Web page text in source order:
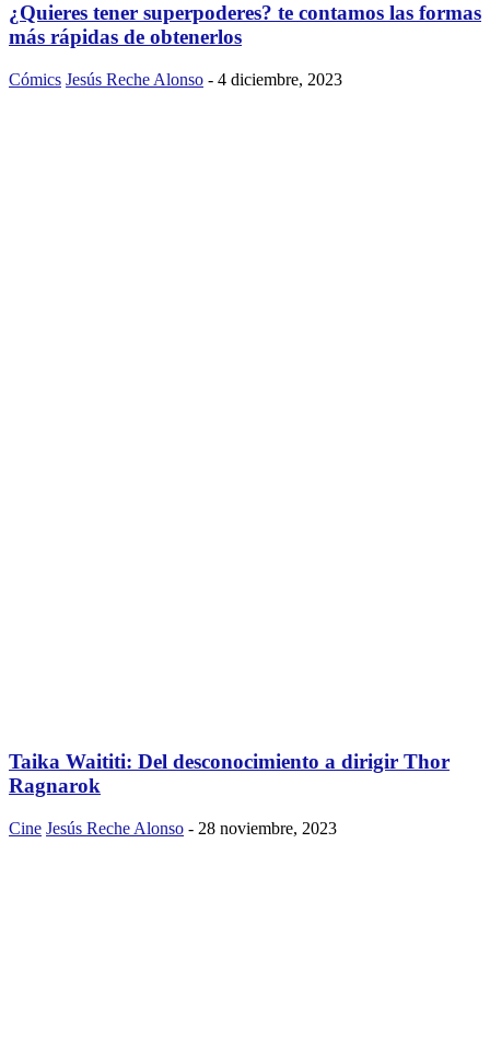
¿Quieres tener superpoderes? te contamos las formas
más rápidas de obtenerlos
Cómics Jesús Reche Alonso - 4 diciembre, 2023
Taika Waititi: Del desconocimiento a dirigir Thor
Ragnarok
Cine Jesús Reche Alonso - 28 noviembre, 2023